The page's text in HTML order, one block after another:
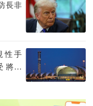
長非
性手
將追